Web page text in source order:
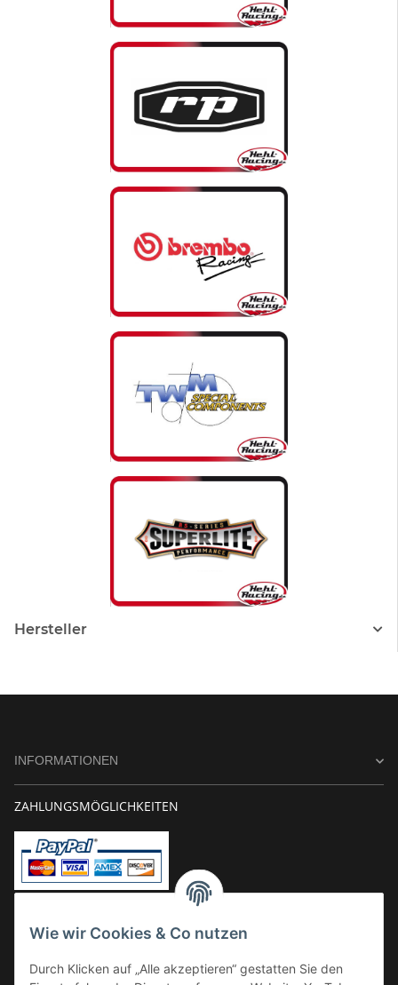
Wie wir Cookies & Co nutzen
Durch Klicken auf „Alle akzeptieren“ gestatten Sie den
Hersteller
INFORMATIONEN
ZAHLUNGSMÖGLICHKEITEN
Kauf auf Rechnung